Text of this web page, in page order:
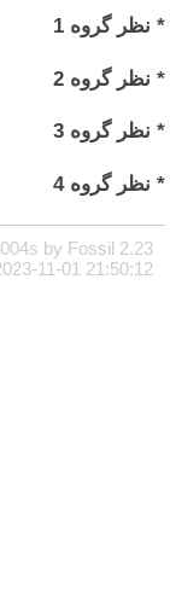
* نظر گروه 1
* نظر گروه 2
* نظر گروه 3
* نظر گروه 4
by Fossil 2.23
11-01 21:50:12